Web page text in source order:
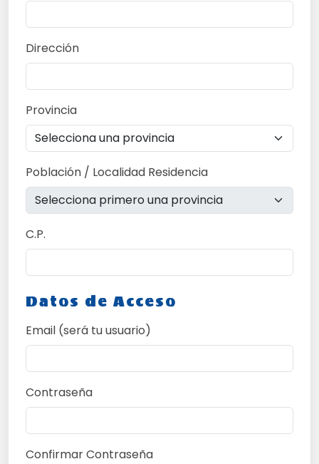
Dirección
Provincia
Población / Localidad Residencia
C.P.
Datos de Acceso
Email (será tu usuario)
Contraseña
Confirmar Contraseña